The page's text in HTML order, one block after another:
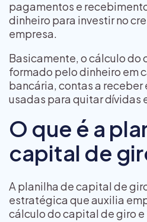
pagamentos e
dinheiro para investir no
empresa.
Basicamente, o cálculo do
formado pelo dinheiro em
bancária, contas a receber
usadas para quitar dívidas
O que é a
capital de
A planilha de capital de
estratégica que auxilia
cálculo do capital de giro e